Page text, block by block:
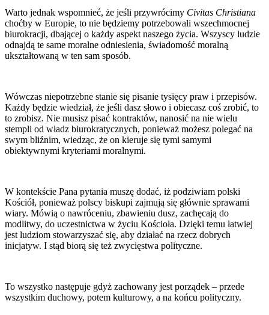
Warto jednak wspomnieć, że jeśli przywrócimy Civitas Christiana
choćby w Europie, to nie będziemy potrzebowali wszechmocnej
biurokracji, dbającej o każdy aspekt naszego życia. Wszyscy ludzie
odnajdą te same moralne odniesienia, świadomość moralną
ukształtowaną w ten sam sposób.
Wówczas niepotrzebne stanie się pisanie tysięcy praw i przepisów.
Każdy będzie wiedział, że jeśli dasz słowo i obiecasz coś zrobić, to
to zrobisz. Nie musisz pisać kontraktów, nanosić na nie wielu
stempli od władz biurokratycznych, ponieważ możesz polegać na
swym bliźnim, wiedząc, że on kieruje się tymi samymi
obiektywnymi kryteriami moralnymi.
W kontekście Pana pytania muszę dodać, iż podziwiam polski
Kościół, ponieważ polscy biskupi zajmują się głównie sprawami
wiary. Mówią o nawróceniu, zbawieniu dusz, zachęcają do
modlitwy, do uczestnictwa w życiu Kościoła. Dzięki temu łatwiej
jest ludziom stowarzyszać się, aby działać na rzecz dobrych
inicjatyw. I stąd biorą się też zwycięstwa polityczne.
To wszystko następuje gdyż zachowany jest porządek – przede
wszystkim duchowy, potem kulturowy, a na końcu polityczny.